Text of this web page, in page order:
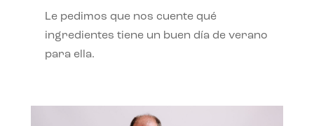
Le pedimos que nos cuente qué
ingredientes tiene un buen día de verano
para ella.